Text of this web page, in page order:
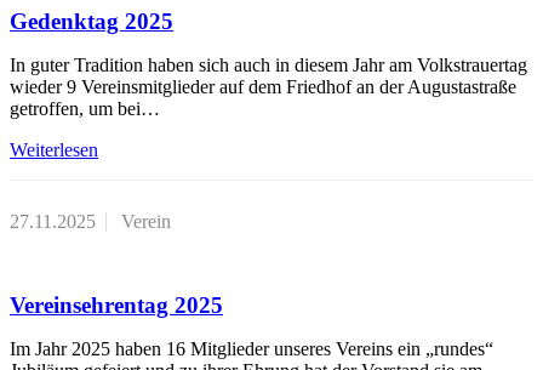
Gedenktag 2025
In guter Tradition haben sich auch in diesem Jahr am Volkstrauertag
wieder 9 Vereinsmitglieder auf dem Friedhof an der Augustastraße
getroffen, um bei…
Weiterlesen
27.11.2025 Verein
Vereinsehrentag 2025
Im Jahr 2025 haben 16 Mitglieder unseres Vereins ein „rundes“